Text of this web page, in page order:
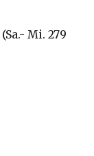
Mi. 279